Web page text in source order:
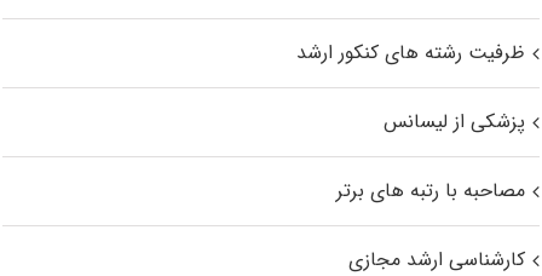
ظرفیت رشته های کنکور ارشد
پزشکی از لیسانس
مصاحبه با رتبه های برتر
کارشناسی ارشد مجازی